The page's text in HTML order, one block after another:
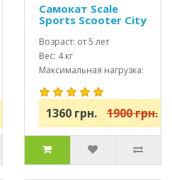
Самокат Scale
Sports Scooter City
460 Розовый USA
Возраст: от 5 лет
Вес: 4 кг
Максимальная нагрузка:
до 100 кг
1360 грн. 1900 грн.